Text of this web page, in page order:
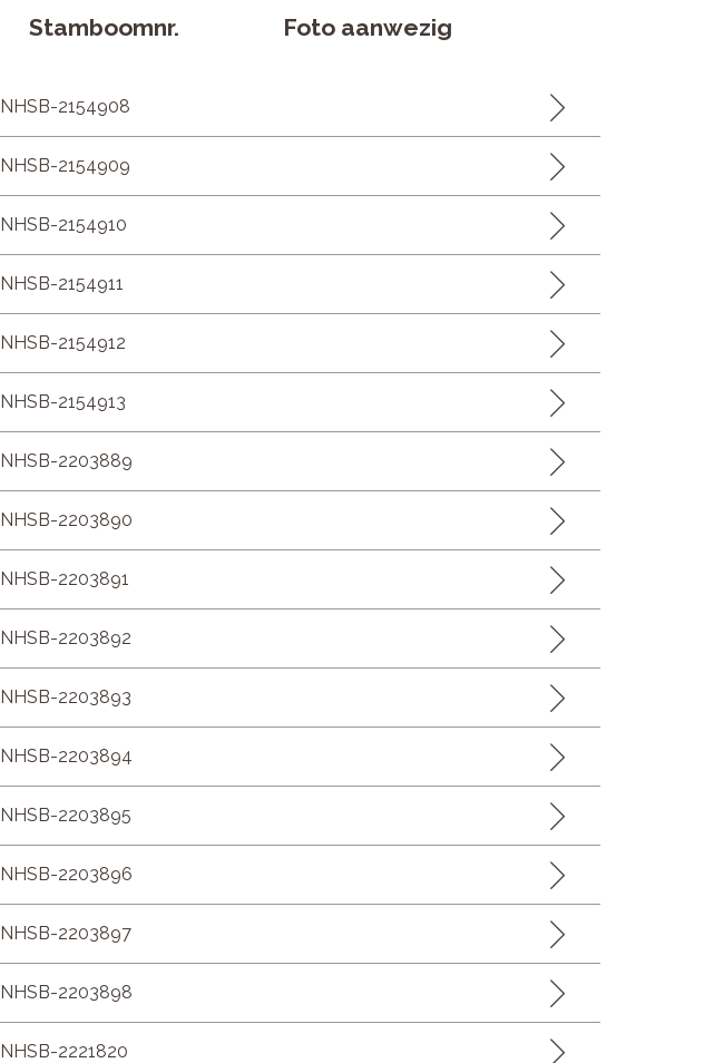
Stamboomnr. Foto aanwezig
NHSB-2154908
NHSB-2154909
NHSB-2154910
NHSB-2154911
NHSB-2154912
NHSB-2154913
NHSB-2203889
NHSB-2203890
NHSB-2203891
NHSB-2203892
NHSB-2203893
NHSB-2203894
NHSB-2203895
NHSB-2203896
NHSB-2203897
NHSB-2203898
NHSB-2221820